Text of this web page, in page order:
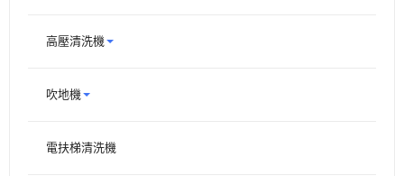
高壓清洗機
吹地機
電扶梯清洗機